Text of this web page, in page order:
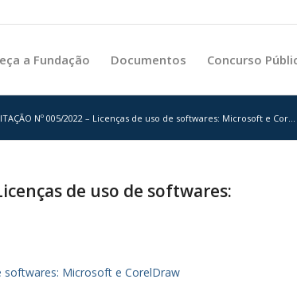
a Fundação Documentos Concurso
Nº 005/2022 – Licenças de uso de softwares: Microsoft e Cor...
de uso de softwares:
softwares: Microsoft e CorelDraw